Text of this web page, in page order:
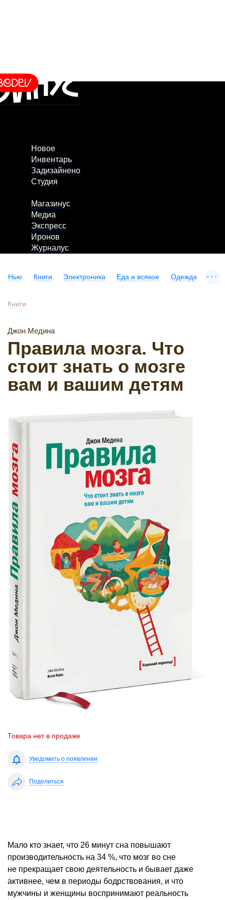
Новое
Инвентарь
Задизайнено
Студия
Магазинус
Медиа
Экспресс
Иронов
Журналус
Нью Книги Электроника Еда и всякое Одежда ...
Книги
Джон Медина
Правила мозга. Что
стоит знать о мозге
вам и вашим детям
Товара нет в продаже
Уведомить о появлении
Поделиться
Мало кто знает, что 26 минут сна повышают
производительность на 34 %, что мозг во сне
не прекращает свою деятельность и бывает даже
активнее, чем в периоды бодрствования, и что
мужчины и женщины воспринимают реальность